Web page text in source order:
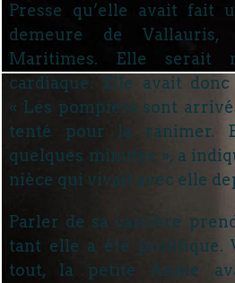
Presse qu’elle avait fait
demeure de
Maritimes. Elle serait
cardiaque. Elle avait
« Les pompiers sont
tenté pour la ranimer.
quelques minutes », a
nièce qui vivait avec elle
Parler de sa carrière
tant elle a été prolifique.
tout, la petite Annie